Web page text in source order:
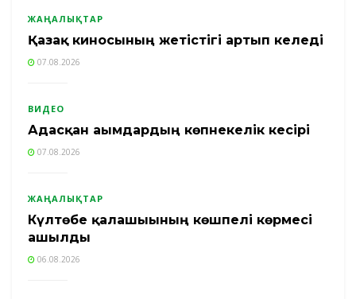
ЖАҢАЛЫҚТАР
Қазақ киносының жетістігі артып келеді
07.08.2026
ВИДЕО
Адасқан ағымдардың көпнекелік кесірі
07.08.2026
ЖАҢАЛЫҚТАР
Күлтөбе қалашығының көшпелі көрмесі
ашылды
06.08.2026